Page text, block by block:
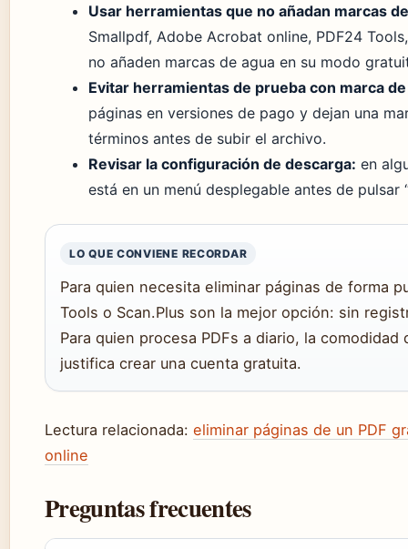
Usar herramientas que no añadan marcas
Smallpdf, Adobe Acrobat online, PDF24
no añaden marcas de agua en su modo
Evitar herramientas de prueba con marca
páginas en versiones de pago y dejan una
términos antes de subir el archivo.
Revisar la configuración de descarga: en
está en un menú desplegable antes de pulsar
LO QUE CONVIENE RECORDAR
Para quien necesita eliminar páginas de forma
Tools o Scan.Plus son la mejor opción: sin
Para quien procesa PDFs a diario, la
justifica crear una cuenta gratuita.
Lectura relacionada: eliminar páginas de un PDF
online
Preguntas frecuentes